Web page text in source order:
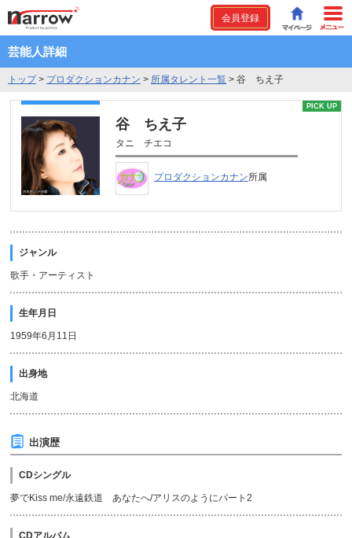
会員登録
芸能人詳細
トップ> プロダクションカナン > 所属タレント一覧 > 谷 ちえ子
PICK UP
谷 ちえ子
タニ チエコ
プロダクションカナン所属
ジャンル
歌手・アーティスト
生年月日
1959年6月11日
出身地
北海道
出演歴
CDシングル
夢でKiss me/永遠鉄道 あなたへ/アリスのようにパート2
CDアルバム